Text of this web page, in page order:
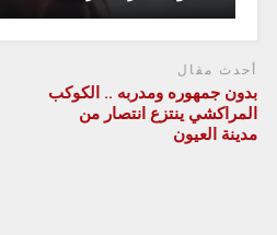
أحدث مقال
بدون جمهوره ومدربه .. الكوكب
المراكشي ينتزع انتصار من
مدينة العيون